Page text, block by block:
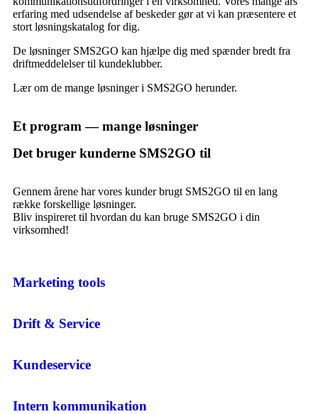
erfaring med udsendelse af beskeder gør at vi kan præsentere et
stort løsningskatalog for dig.
De løsninger SMS2GO kan hjælpe dig med spænder bredt fra
driftmeddelelser til kundeklubber.
Lær om de mange løsninger i SMS2GO herunder.
Et program — mange løsninger
Det bruger kunderne SMS2GO til
Gennem årene har vores kunder brugt SMS2GO til en lang
række forskellige løsninger.
Bliv inspireret til hvordan du kan bruge SMS2GO i din
virksomhed!
Marketing tools
Drift & Service
Kundeservice
Intern kommunikation